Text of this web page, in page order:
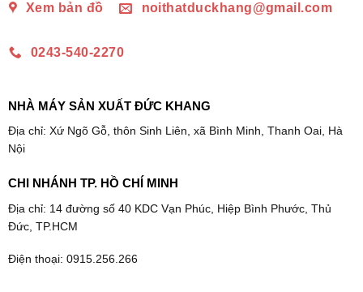
Xem bản đồ
noithatduckhang@gmail.com
0243-540-2270
NHÀ MÁY SẢN XUẤT ĐỨC KHANG
Địa chỉ: Xứ Ngõ Gỗ, thôn Sinh Liên, xã Bình Minh, Thanh Oai, Hà
Nội
CHI NHÁNH TP. HỒ CHÍ MINH
Địa chỉ: 14 đường số 40 KDC Vạn Phúc, Hiệp Bình Phước, Thủ
Đức, TP.HCM
Điện thoại: 0915.256.266